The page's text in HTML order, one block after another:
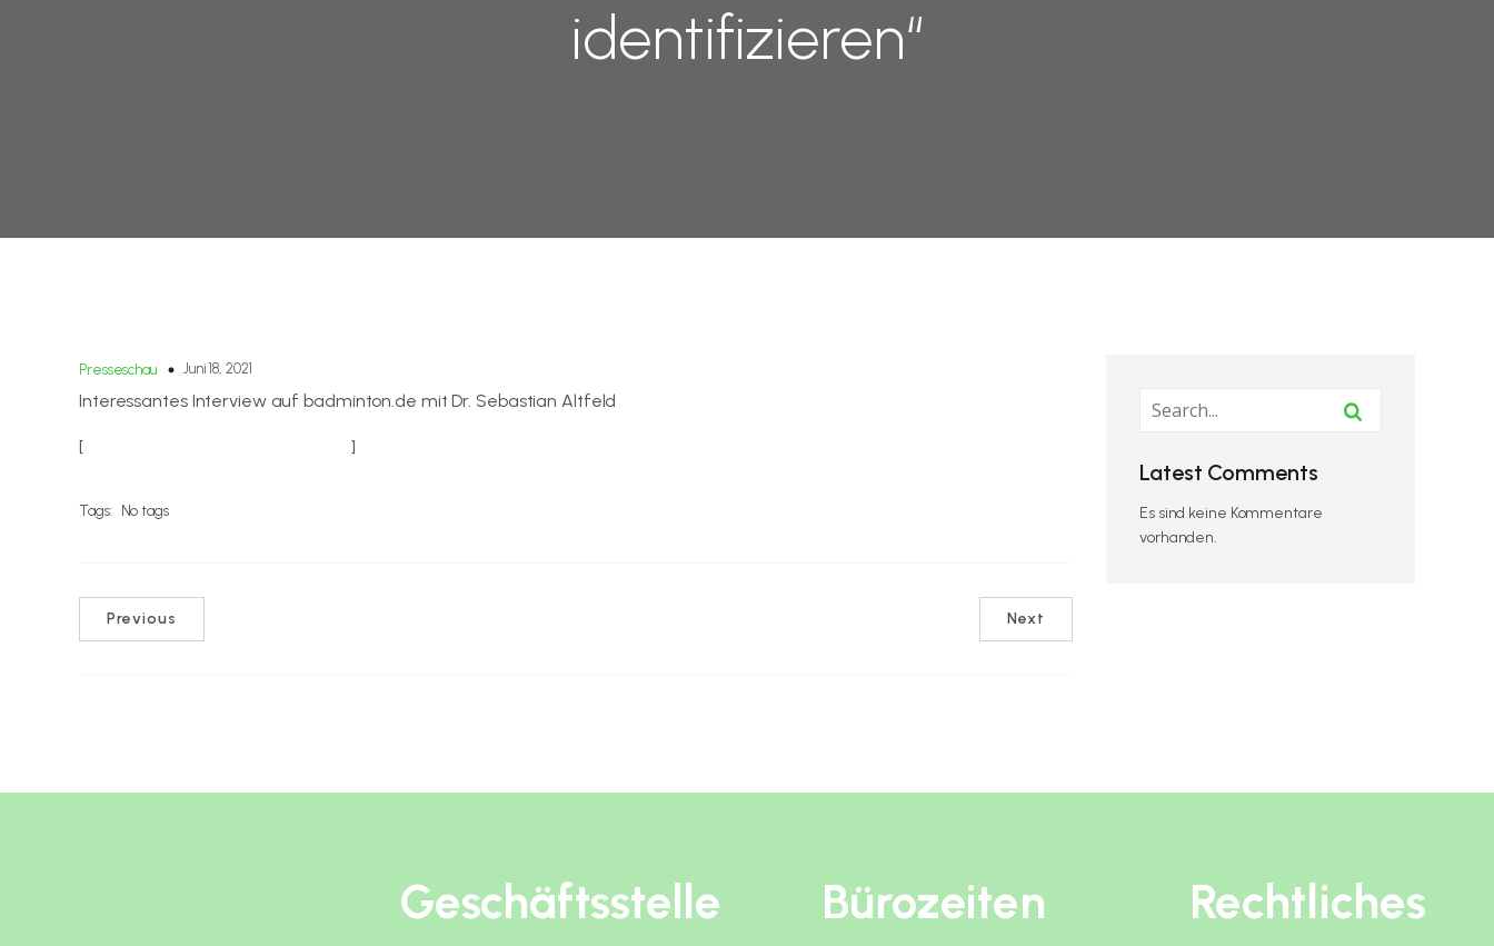
identifizieren“
Presseschau Juni 18, 2021
Interessantes Interview auf badminton.de mit Dr. Sebastian Altfeld
[Zum Interview auf badminton.de ]
Tags: No tags
Previous Next
Latest Comments
Es sind keine Kommentare
vorhanden.
Geschäftsstelle Bürozeiten Rechtliches